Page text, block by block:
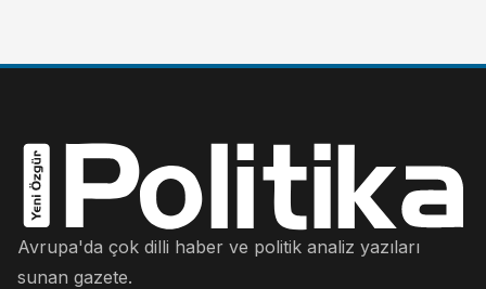
Avrupa'da çok dilli haber ve politik analiz yazıları
sunan gazete.